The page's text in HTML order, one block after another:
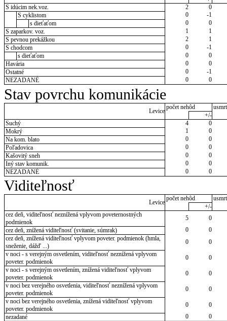
S idúcim nek.voz.
2
0
S cyklistom
0
-1
s dieťaťom
0
0
S zaparkov. voz.
1
1
S pevnou prekážkou
2
1
S chodcom
0
-1
s dieťaťom
0
0
Havária
0
0
Ostatné
0
-1
NEZADANÉ
0 0
Stav povrchu komunikácie
Levice
počet nehôd
+/-
Suchý
4
0
Mokrý
1
0
Na kom. blato
0
0
Poľadovica
0
0
Kašovitý sneh
0
0
Iný stav komunik.
0
0
NEZADANÉ
0 0
Viditeľnosť
Levice
počet nehôd
+/-
cez deň, viditeľnosť neznížená vplyvom poveternostných
podmienok
5
0
cez deň, znížená viditeľnosť (svitanie, súmrak)
0
0
cez deň, znížená viditeľnosť vplyvom poveter. podmienok (hmla,
sneženie, dážď ...)
0
0
v noci - s verejným osvetlením, viditeľnosť neznížená vplyvom
poveter. podmienok
0
0
v noci - s verejným osvetlením, znížená viditeľnosť vplyvom
poveter. podmienok
0
0
v noci bez verejného osvetlenia, viditeľnosť neznížená vplyvom
poveter. podmienok
0
0
v noci bez verejného osvetlenia, znížená viditeľnosť vplyvom
poveter. podmienok
0
0
nezadané
0 0